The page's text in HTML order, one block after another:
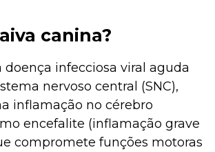
canina?
doença infecciosa viral aguda
nervoso central (SNC),
inflamação no cérebro
encefalite (inflamação grave
compromete funções motoras